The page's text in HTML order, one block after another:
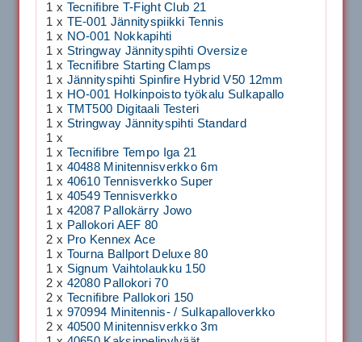
1 x Tecnifibre T-Fight Club 21
1 x TE-001 Jännityspiikki Tennis
1 x NO-001 Nokkapihti
1 x Stringway Jännityspihti Oversize
1 x Tecnifibre Starting Clamps
1 x Jännityspihti Spinfire Hybrid V50 12mm
1 x HO-001 Holkinpoisto työkalu Sulkapallo
1 x TMT500 Digitaali Testeri
1 x Stringway Jännityspihti Standard
1 x
1 x Tecnifibre Tempo Iga 21
1 x 40488 Minitennisverkko 6m
1 x 40610 Tennisverkko Super
1 x 40549 Tennisverkko
1 x 42087 Pallokärry Jowo
1 x Pallokori AEF 80
2 x Pro Kennex Ace
1 x Tourna Ballport Deluxe 80
1 x Signum Vaihtolaukku 150
2 x 42080 Pallokori 70
2 x Tecnifibre Pallokori 150
1 x 970994 Minitennis- / Sulkapalloverkko
2 x 40500 Minitennisverkko 3m